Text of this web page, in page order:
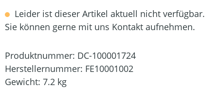
Leider ist dieser Artikel aktuell nicht verfügbar.
Sie können gerne mit uns Kontakt aufnehmen.
Produktnummer: DC-100001724
Herstellernummer: FE10001002
Gewicht: 7.2 kg